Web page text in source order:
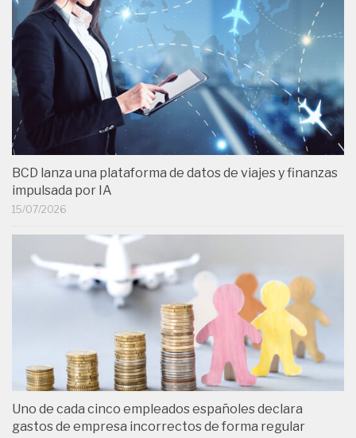
BCD lanza una plataforma de datos de viajes y finanzas
impulsada por IA
15/07/2026
Uno de cada cinco empleados españoles declara
gastos de empresa incorrectos de forma regular